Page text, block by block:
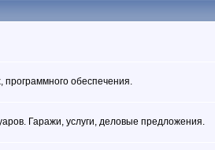
обеспечения.
Гаражи, услуги, деловые предложения.